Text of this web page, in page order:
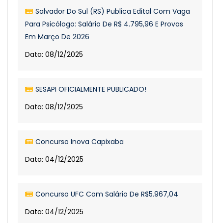
Salvador Do Sul (RS) Publica Edital Com Vaga
Para Psicólogo: Salário De R$ 4.795,96 E Provas
Em Março De 2026
Data: 08/12/2025
SESAPI OFICIALMENTE PUBLICADO!
Data: 08/12/2025
Concurso Inova Capixaba
Data: 04/12/2025
Concurso UFC Com Salário De R$5.967,04
Data: 04/12/2025